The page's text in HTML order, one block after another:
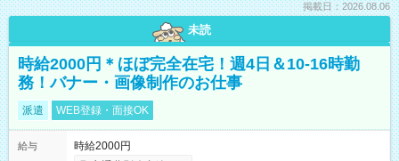
掲載日：2026.08.06
未読
時給2000円＊ほぼ完全在宅！週4日＆10-16時勤
務！バナー・画像制作のお仕事
派遣 WEB登録・面接OK
給与
時給2000円